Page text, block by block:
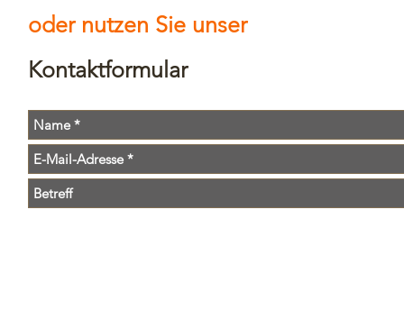
oder nutzen Sie unser
Kontaktformular